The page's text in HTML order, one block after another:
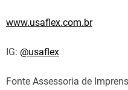
www.usaflex.com.br
IG: @usaflex
Fonte Assessoria de